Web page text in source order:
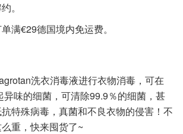
。
满€29德国境内免运费。
洗衣消毒液进行衣物消毒，可在
异味的细菌，可清除99.9％的细菌，甚
特殊病毒，真菌和不良衣物的侵害！不
重，快来囤货了~